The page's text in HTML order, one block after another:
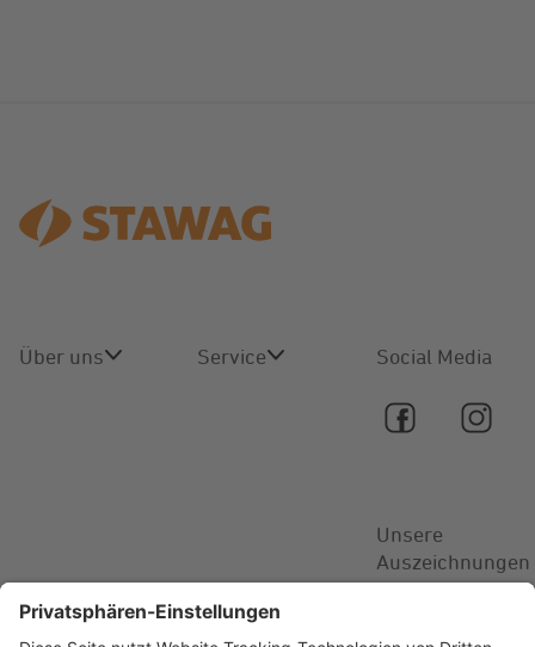
Über uns Service Social Media
Unsere
Auszeichnungen